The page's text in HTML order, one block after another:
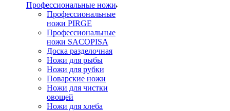
Профессиональные ножи
Профессиональные
ножи PIRGE
Профессиональные
ножи SACOPISA
Доска разделочная
Ножи для рыбы
Ножи для рубки
Поварские ножи
Ножи для чистки
овощей
Ножи для хлеба